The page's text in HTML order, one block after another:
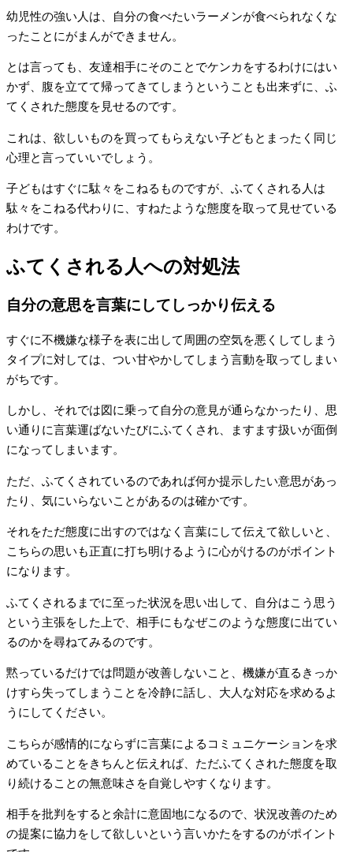
幼児性の強い人は、自分の食べたいラーメンが食べられなくな
ったことにがまんができません。
とは言っても、友達相手にそのことでケンカをするわけにはい
かず、腹を立てて帰ってきてしまうということも出来ずに、ふ
てくされた態度を見せるのです。
これは、欲しいものを買ってもらえない子どもとまったく同じ
心理と言っていいでしょう。
子どもはすぐに駄々をこねるものですが、ふてくされる人は
駄々をこねる代わりに、すねたような態度を取って見せている
わけです。
ふてくされる人への対処法
自分の意思を言葉にしてしっかり伝える
すぐに不機嫌な様子を表に出して周囲の空気を悪くしてしまう
タイプに対しては、つい甘やかしてしまう言動を取ってしまい
がちです。
しかし、それでは図に乗って自分の意見が通らなかったり、思
い通りに言葉運ばないたびにふてくされ、ますます扱いが面倒
になってしまいます。
ただ、ふてくされているのであれば何か提示したい意思があっ
たり、気にいらないことがあるのは確かです。
それをただ態度に出すのではなく言葉にして伝えて欲しいと、
こちらの思いも正直に打ち明けるように心がけるのがポイント
になります。
ふてくされるまでに至った状況を思い出して、自分はこう思う
という主張をした上で、相手にもなぜこのような態度に出てい
るのかを尋ねてみるのです。
黙っているだけでは問題が改善しないこと、機嫌が直るきっか
けすら失ってしまうことを冷静に話し、大人な対応を求めるよ
うにしてください。
こちらが感情的にならずに言葉によるコミュニケーションを求
めていることをきちんと伝えれば、ただふてくされた態度を取
り続けることの無意味さを自覚しやすくなります。
相手を批判をすると余計に意固地になるので、状況改善のため
の提案に協力をして欲しいという言いかたをするのがポイント